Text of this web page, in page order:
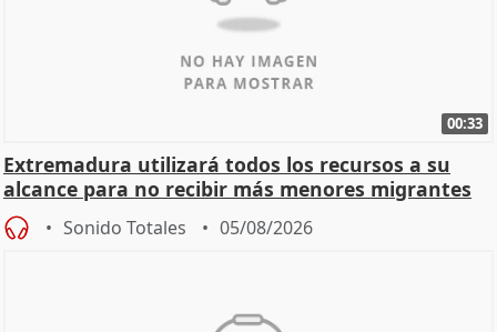
00:33
Extremadura utilizará todos los recursos a su
alcance para no recibir más menores migrantes
Sonido Totales 05/08/2026